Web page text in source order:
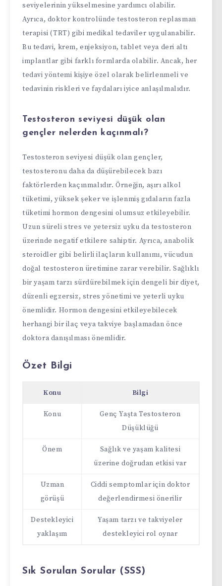
seviyelerinin yükselmesine yardımcı olabilir.
Ayrıca, doktor kontrolünde testosteron replasman
terapisi (TRT) gibi medikal tedaviler uygulanabilir.
Bu tedavi, krem, enjeksiyon, tablet veya deri altı
implantlar gibi farklı formlarda olabilir. Ancak, her
tedavi yöntemi kişiye özel olarak belirlenmeli ve
tedavinin riskleri ve faydaları iyice anlaşılmalıdır.
Testosteron seviyesi düşük olan
gençler nelerden kaçınmalı?
Testosteron seviyesi düşük olan gençler,
testosteronu daha da düşürebilecek bazı
faktörlerden kaçınmalıdır. Örneğin, aşırı alkol
tüketimi, yüksek şeker ve işlenmiş gıdaların fazla
tüketimi hormon dengesini olumsuz etkileyebilir.
Uzun süreli stres ve yetersiz uyku da testosteron
üzerinde negatif etkilere sahiptir. Ayrıca, anabolik
steroidler gibi belirli ilaçların kullanımı, vücudun
doğal testosteron üretimine zarar verebilir. Sağlıklı
bir yaşam tarzı sürdürebilmek için dengeli bir diyet,
düzenli egzersiz, stres yönetimi ve yeterli uyku
önemlidir. Hormon dengesini etkileyebilecek
herhangi bir ilaç veya takviye başlamadan önce
doktora danışılması önemlidir.
Özet Bilgi
Konu Bilgi
Konu
Genç Yaşta Testosteron
Düşüklüğü
Önem
Sağlık ve yaşam kalitesi
üzerine doğrudan etkisi var
Uzman
görüşü
Ciddi semptomlar için doktor
değerlendirmesi önerilir
Destekleyici
yaklaşım
Yaşam tarzı ve takviyeler
destekleyici rol oynar
Sık Sorulan Sorular (SSS)